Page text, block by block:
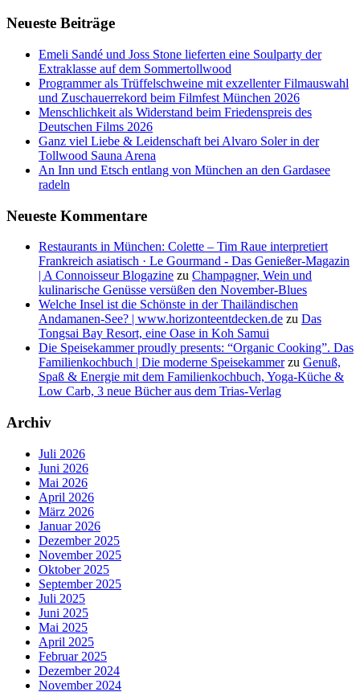
Neueste Beiträge
Emeli Sandé und Joss Stone lieferten eine Soulparty der
Extraklasse auf dem Sommertollwood
Programmer als Trüffelschweine mit exzellenter Filmauswahl
und Zuschauerrekord beim Filmfest München 2026
Menschlichkeit als Widerstand beim Friedenspreis des
Deutschen Films 2026
Ganz viel Liebe & Leidenschaft bei Alvaro Soler in der
Tollwood Sauna Arena
An Inn und Etsch entlang von München an den Gardasee
radeln
Neueste Kommentare
Restaurants in München: Colette – Tim Raue interpretiert
Frankreich asiatisch · Le Gourmand - Das Genießer-Magazin
| A Connoisseur Blogazine zu Champagner, Wein und
kulinarische Genüsse versüßen den November-Blues
Welche Insel ist die Schönste in der Thailändischen
Andamanen-See? | www.horizonteentdecken.de zu Das
Tongsai Bay Resort, eine Oase in Koh Samui
Die Speisekammer proudly presents: “Organic Cooking”. Das
Familienkochbuch | Die moderne Speisekammerzu Genuß,
Spaß & Energie mit dem Familienkochbuch, Yoga-Küche &
Low Carb, 3 neue Bücher aus dem Trias-Verlag
Archiv
Juli 2026
Juni 2026
Mai 2026
April 2026
März 2026
Januar 2026
Dezember 2025
November 2025
Oktober 2025
September 2025
Juli 2025
Juni 2025
Mai 2025
April 2025
Februar 2025
Dezember 2024
November 2024